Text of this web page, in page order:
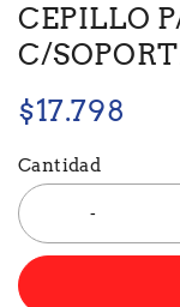
CEPILLO
C/
$17.798
Cantidad